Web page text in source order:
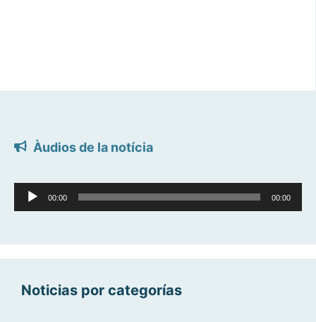
Àudios de la notícia
Reproductor
d'àudio
00:00 00:00
Noticias por categorías